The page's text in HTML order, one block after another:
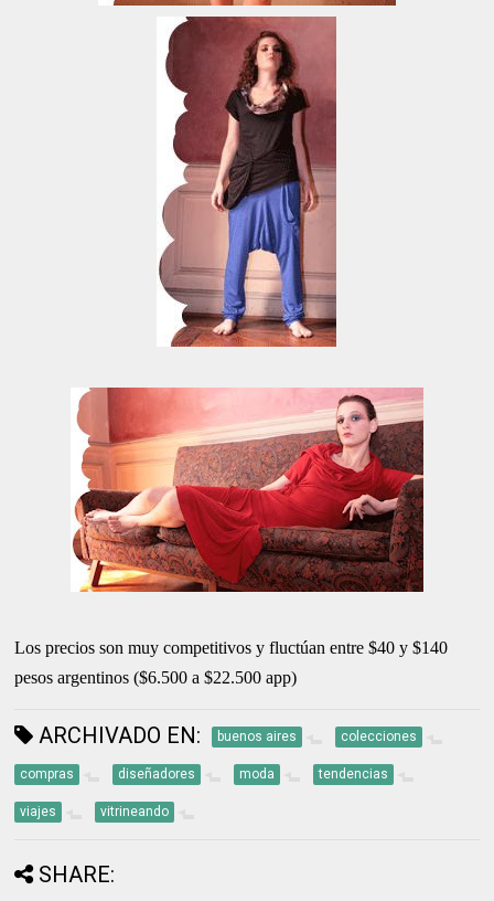
Los precios son muy competitivos y fluctúan entre $40 y $140
pesos argentinos ($6.500 a $22.500 app)
ARCHIVADO EN: buenos aires colecciones
compras diseñadores moda tendencias
viajes vitrineando
SHARE: